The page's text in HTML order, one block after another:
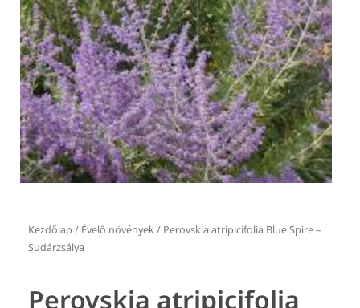
Kezdőlap / Évelő növények/ Perovskia atripicifolia Blue Spire –
Sudárzsálya
Perovskia atripicifolia